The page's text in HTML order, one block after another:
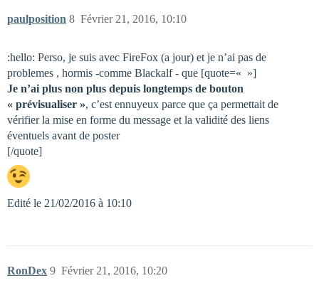
paulposition Février 21, 2016, 10:10
8
:hello: Perso, je suis avec FireFox (a jour) et je n’ai pas de
problemes , hormis -comme Blackalf - que [quote=« »]
Je n’ai plus non plus depuis longtemps de bouton
« prévisualiser », c’est ennuyeux parce que ça permettait de
vérifier la mise en forme du message et la validité des liens
éventuels avant de poster
[/quote]
Edité le 21/02/2016 à 10:10
RonDex Février 21, 2016, 10:20
9